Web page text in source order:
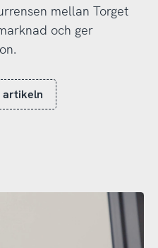
mellan Torget
och ger
artikeln